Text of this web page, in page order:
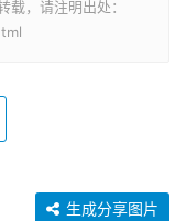
，请注明出处：
生成分享图片